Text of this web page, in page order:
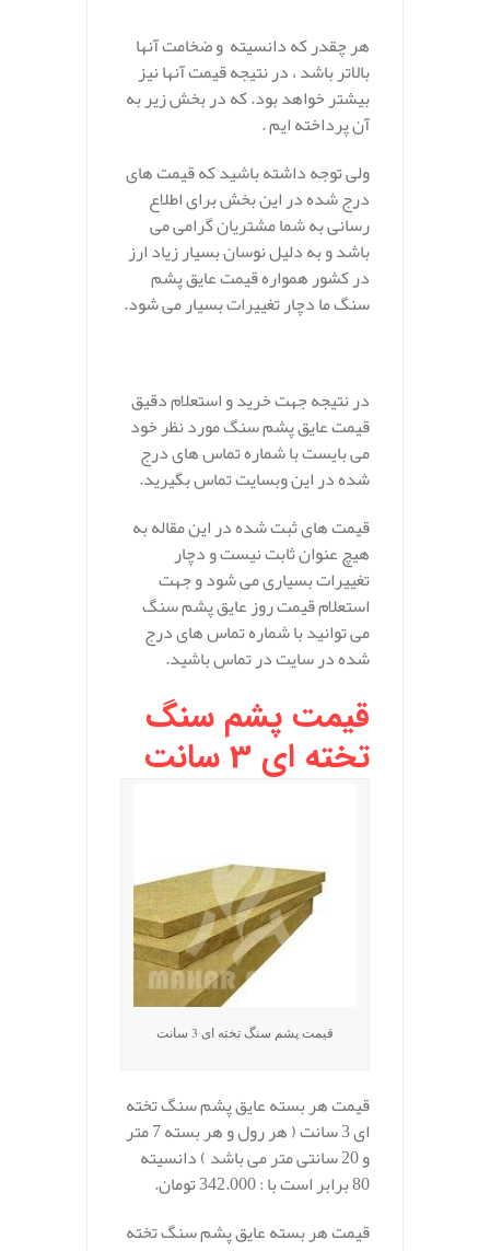
هر چقدر که دانسیته و ضخامت آنها
بالاتر باشد ، در نتیجه قیمت آنها نیز
بیشتر خواهد بود. که در بخش زیر به
آن پرداخته ایم .
ولی توجه داشته باشید که قیمت های
درج شده در این بخش برای اطلاع
رسانی به شما مشتریان گرامی می
باشد و به دلیل نوسان بسیار زیاد ارز
در کشور همواره قیمت عایق پشم
سنگ ما دچار تغییرات بسیار می شود.
در نتیجه جهت خرید و استعلام دقیق
قیمت عایق پشم سنگ مورد نظر خود
می بایست با شماره تماس های درج
شده در این وبسایت تماس بگیرید.
قیمت های ثبت شده در این مقاله به
هیچ عنوان ثابت نیست و دچار
تغییرات بسیاری می شود و جهت
استعلام قیمت روز عایق پشم سنگ
می توانید با شماره تماس های درج
شده در سایت در تماس باشید.
قیمت پشم سنگ
تخته ای 3 سانت
قیمت پشم سنگ تخته ای 3 سانت
قیمت هر بسته عایق پشم سنگ تخته
ای 3 سانت ( هر رول و هر بسته 7 متر
و 20 سانتی متر می باشد ) دانسیته
80 برابر است با : 342.000 تومان.
قیمت هر بسته عایق پشم سنگ تخته